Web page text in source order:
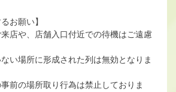
お願い】
来店や、店舗入口付近での待機はご遠慮
い場所に形成された列は無効となりま
前の場所取り行為は禁止しておりま